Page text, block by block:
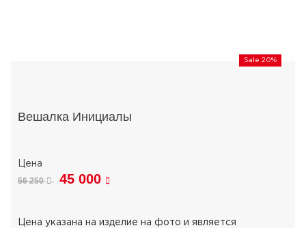
Sale 20%
Вешалка Инициалы
56 250 45 000
Цена указана на изделие на фото и является